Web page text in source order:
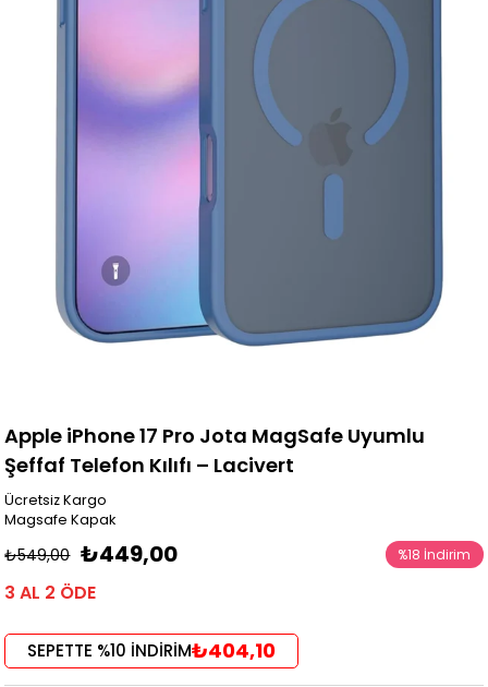
Apple iPhone 17 Pro Jota MagSafe Uyumlu
Şeffaf Telefon Kılıfı – Lacivert
Ücretsiz Kargo
Magsafe Kapak
₺549,00 ₺449,00 %18 İndirim
3 AL 2 ÖDE
SEPETTE %10 İNDİRİM₺404,10